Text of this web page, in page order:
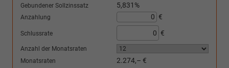
Gebundener Sollzinssatz 5,831%
Anzahlung €
Schlussrate €
Anzahl der Monatsraten
Monatsraten
2.274,– €